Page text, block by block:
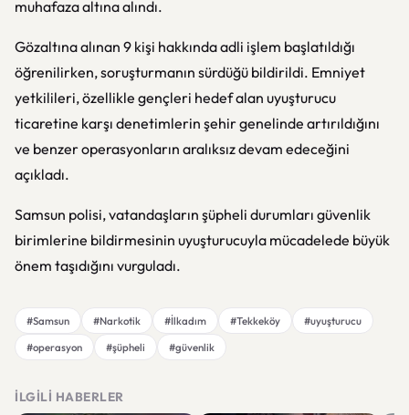
muhafaza altına alındı.
Gözaltına alınan 9 kişi hakkında adli işlem başlatıldığı
öğrenilirken, soruşturmanın sürdüğü bildirildi. Emniyet
yetkilileri, özellikle gençleri hedef alan uyuşturucu
ticaretine karşı denetimlerin şehir genelinde artırıldığını
ve benzer operasyonların aralıksız devam edeceğini
açıkladı.
Samsun polisi, vatandaşların şüpheli durumları güvenlik
birimlerine bildirmesinin uyuşturucuyla mücadelede büyük
önem taşıdığını vurguladı.
#Samsun #Narkotik #İlkadım #Tekkeköy
#uyuşturucu
#operasyon
#şüpheli #güvenlik
İLGILI HABERLER